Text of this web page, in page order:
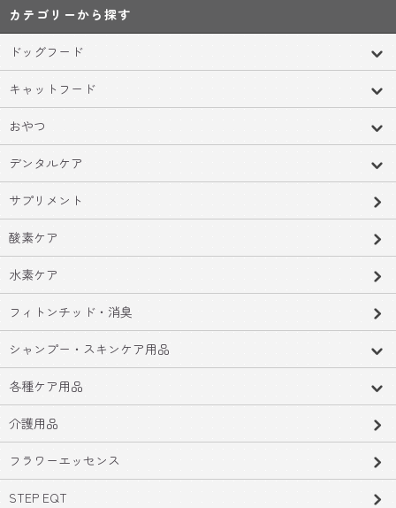
カテゴリーから探す
ドッグフード
キャットフード
おやつ
デンタルケア
サプリメント
酸素ケア
水素ケア
フィトンチッド・消臭
シャンプー・スキンケア用品
各種ケア用品
介護用品
フラワーエッセンス
STEP EQT